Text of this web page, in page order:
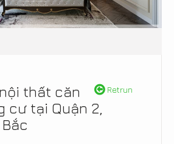
Retrun
thất căn
cư tại Quận 2,